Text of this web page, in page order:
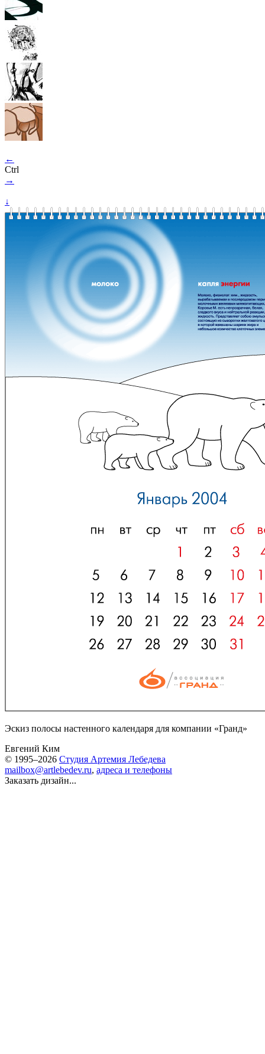
←
Ctrl
→
↓
Эскиз полосы настенного календаря для компании «Гранд»
Евгений Ким
© 1995–2026 Студия Артемия Лебедева
mailbox@artlebedev.ru, адреса и телефоны
Заказать дизайн...